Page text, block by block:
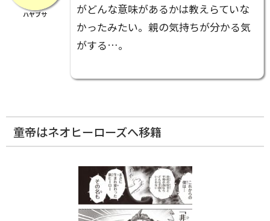
ハヤブサ
がどんな意味があるかは教えらていな
かったみたい。親の気持ちが分かる気
がする…。
童帝はネオヒーローズへ移籍